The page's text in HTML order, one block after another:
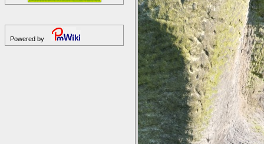
Powered by